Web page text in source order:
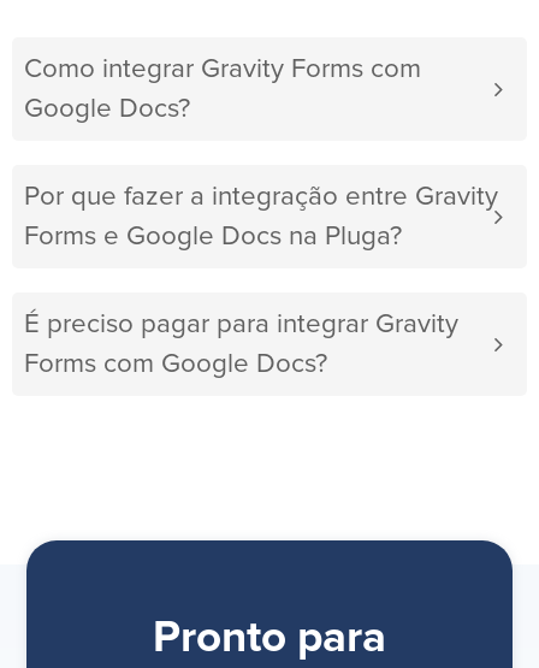
Como integrar Gravity Forms com
Google Docs?
Por que fazer a integração entre Gravity
Forms e Google Docs na Pluga?
É preciso pagar para integrar Gravity
Forms com Google Docs?
Pronto para